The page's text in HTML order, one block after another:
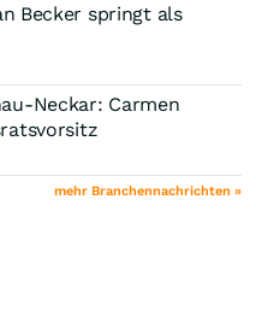
Becker springt als
Neckar: Carmen
mehr Branchennachrichten »